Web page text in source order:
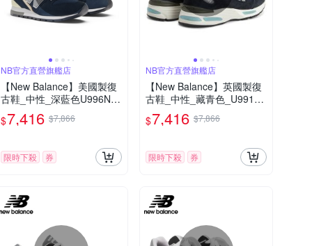
NB官方直營旗艦店
【New Balance】美國製復
古鞋_中性_深藍色U996NV-
D楦
$7,416 $7,866
限時下殺 券
NB官方直營旗艦店
【New Balance】英國製復
古鞋_中性_藏青色_U991N
V2-D楦
$7,416 $7,866
限時下殺 券